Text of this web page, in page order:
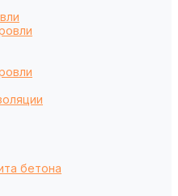
бетона